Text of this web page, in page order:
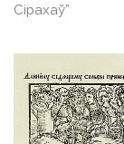
Сірахаў”